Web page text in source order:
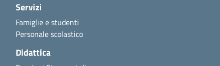
Servizi
Famiglie e studenti
Personale scolastico
Didattica